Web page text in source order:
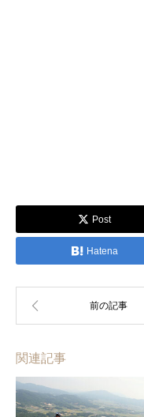
Post
Hatena
関連記事